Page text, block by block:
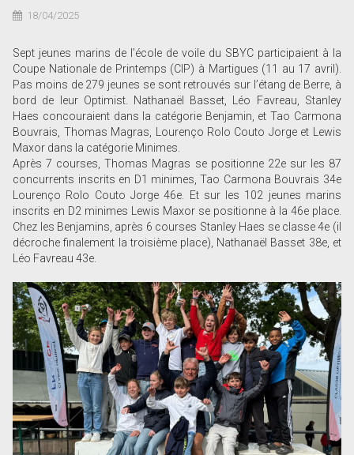
18/04/2025
Sept jeunes marins de l’école de voile du SBYC participaient à la
Coupe Nationale de Printemps (CIP) à Martigues (11 au 17 avril).
Pas moins de 279 jeunes se sont retrouvés sur l’étang de Berre, à
bord de leur Optimist. Nathanaël Basset, Léo Favreau, Stanley
Haes concouraient dans la catégorie Benjamin, et Tao Carmona
Bouvrais, Thomas Magras, Lourenço Rolo Couto Jorge et Lewis
Maxor dans la catégorie Minimes.
Après 7 courses, Thomas Magras se positionne 22e sur les 87
concurrents inscrits en D1 minimes, Tao Carmona Bouvrais 34e
Lourenço Rolo Couto Jorge 46e. Et sur les 102 jeunes marins
inscrits en D2 minimes Lewis Maxor se positionne à la 46e place.
Chez les Benjamins, après 6 courses Stanley Haes se classe 4e (il
décroche finalement la troisième place), Nathanaël Basset 38e, et
Léo Favreau 43e.